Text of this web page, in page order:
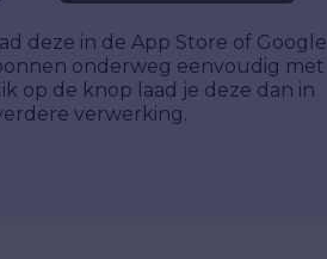
deze in de App Store of Google
onderweg eenvoudig met
op de knop laad je deze dan in
verwerking.